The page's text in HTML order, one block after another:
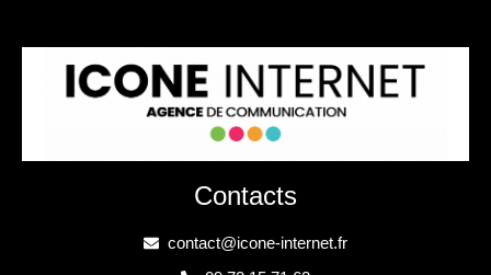
Contacts
contact@icone-internet.fr